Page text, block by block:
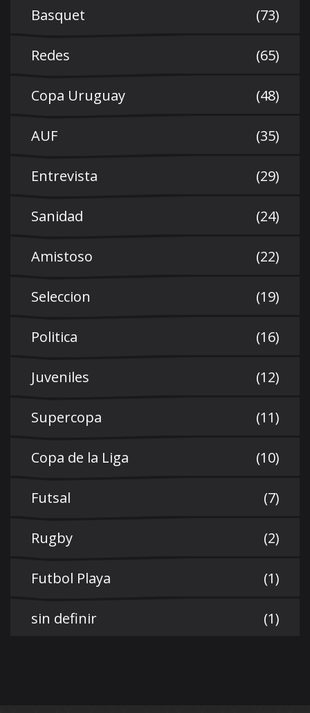
Basquet (73)
Redes (65)
Copa Uruguay (48)
AUF (35)
Entrevista (29)
Sanidad (24)
Amistoso (22)
Seleccion (19)
Politica (16)
Juveniles (12)
Supercopa (11)
Copa de la Liga (10)
Futsal (7)
Rugby (2)
Futbol Playa (1)
sin definir (1)